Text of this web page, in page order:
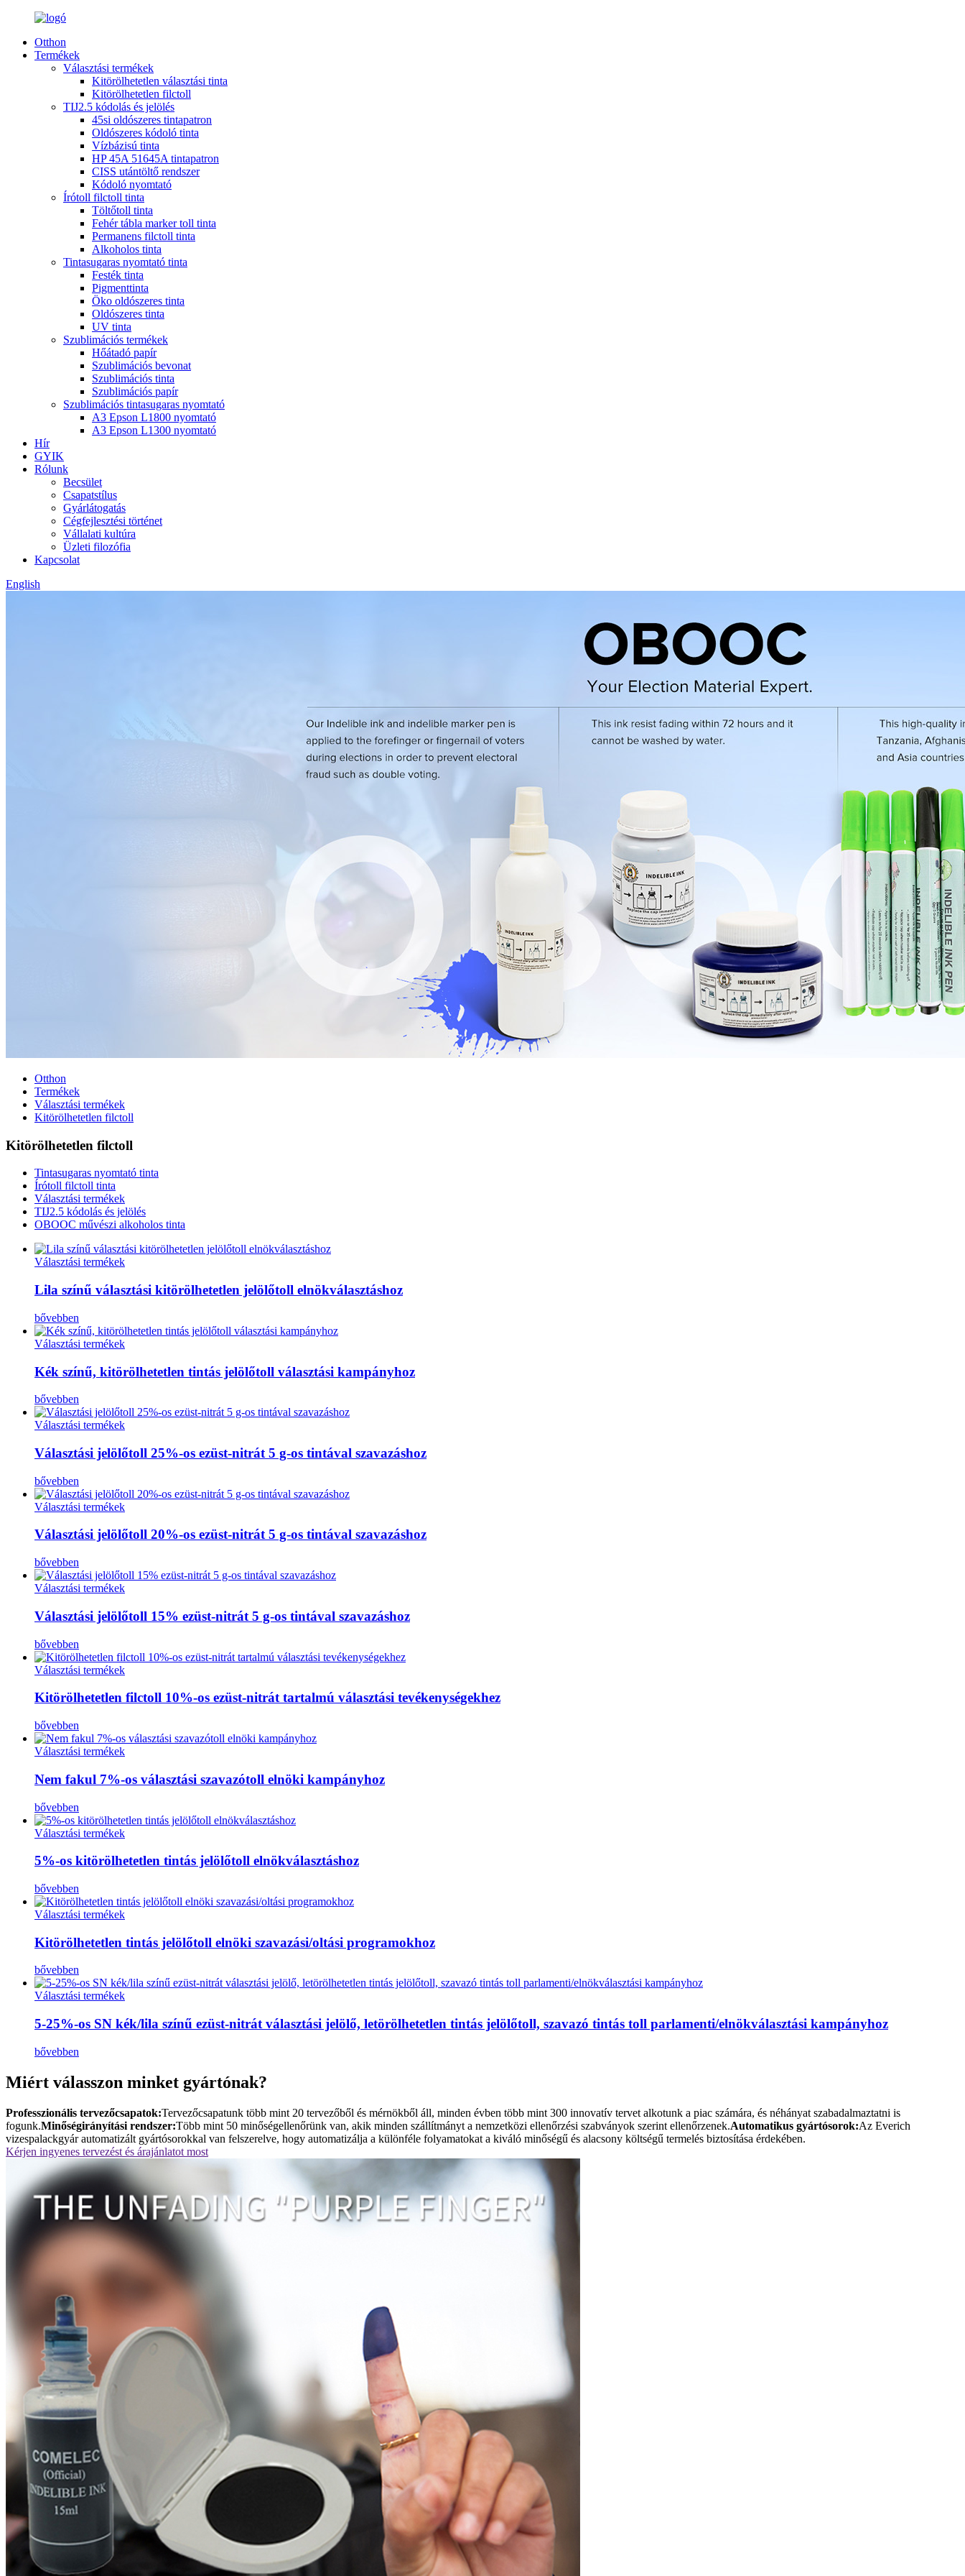
Otthon
Termékek
Választási termékek
Kitörölhetetlen választási tinta
Kitörölhetetlen filctoll
TIJ2.5 kódolás és jelölés
45si oldószeres tintapatron
Oldószeres kódoló tinta
Vízbázisú tinta
HP 45A 51645A tintapatron
CISS utántöltő rendszer
Kódoló nyomtató
Írótoll filctoll tinta
Töltőtoll tinta
Fehér tábla marker toll tinta
Permanens filctoll tinta
Alkoholos tinta
Tintasugaras nyomtató tinta
Festék tinta
Pigmenttinta
Öko oldószeres tinta
Oldószeres tinta
UV tinta
Szublimációs termékek
Hőátadó papír
Szublimációs bevonat
Szublimációs tinta
Szublimációs papír
Szublimációs tintasugaras nyomtató
A3 Epson L1800 nyomtató
A3 Epson L1300 nyomtató
Hír
GYIK
Rólunk
Becsület
Csapatstílus
Gyárlátogatás
Cégfejlesztési történet
Vállalati kultúra
Üzleti filozófia
Kapcsolat
English
Otthon
Termékek
Választási termékek
Kitörölhetetlen filctoll
Kitörölhetetlen filctoll
Tintasugaras nyomtató tinta
Írótoll filctoll tinta
Választási termékek
TIJ2.5 kódolás és jelölés
OBOOC művészi alkoholos tinta
Választási termékek
Lila színű választási kitörölhetetlen jelölőtoll elnökválasztáshoz
bővebben
Választási termékek
Kék színű, kitörölhetetlen tintás jelölőtoll választási kampányhoz
bővebben
Választási termékek
Választási jelölőtoll 25%-os ezüst-nitrát 5 g-os tintával szavazáshoz
bővebben
Választási termékek
Választási jelölőtoll 20%-os ezüst-nitrát 5 g-os tintával szavazáshoz
bővebben
Választási termékek
Választási jelölőtoll 15% ezüst-nitrát 5 g-os tintával szavazáshoz
bővebben
Választási termékek
Kitörölhetetlen filctoll 10%-os ezüst-nitrát tartalmú választási tevékenységekhez
bővebben
Választási termékek
Nem fakul 7%-os választási szavazótoll elnöki kampányhoz
bővebben
Választási termékek
5%-os kitörölhetetlen tintás jelölőtoll elnökválasztáshoz
bővebben
Választási termékek
Kitörölhetetlen tintás jelölőtoll elnöki szavazási/oltási programokhoz
bővebben
Választási termékek
5-25%-os SN kék/lila színű ezüst-nitrát választási jelölő, letörölhetetlen tintás jelölőtoll, szavazó tintás toll parlamenti/elnökválasztási kampányhoz
bővebben
Miért válasszon minket gyártónak?
Professzionális tervezőcsapatok:Tervezőcsapatunk több mint 20 tervezőből és mérnökből áll, minden évben több mint 300 innovatív tervet alkotunk a piac számára, és néhányat szabadalmaztatni is
fogunk.Minőségirányítási rendszer:Több mint 50 minőségellenőrünk van, akik minden szállítmányt a nemzetközi ellenőrzési szabványok szerint ellenőrzenek.Automatikus gyártósorok:Az Everich
vizespalackgyár automatizált gyártósorokkal van felszerelve, hogy automatizálja a különféle folyamatokat a kiváló minőségű és alacsony költségű termelés biztosítása érdekében.
Kérjen ingyenes tervezést és árajánlatot most